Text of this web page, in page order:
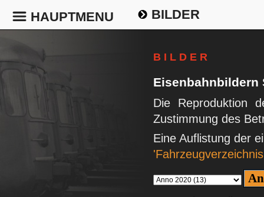
HAUPTMENU BILDER
B I L D E R
Eisenbahnbildern
Die Reproduktion
Zustimmung des
Eine Auflistung der